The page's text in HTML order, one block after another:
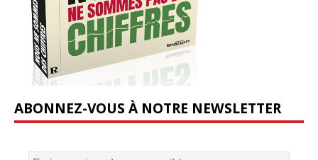
ABONNEZ-VOUS À NOTRE NEWSLETTER